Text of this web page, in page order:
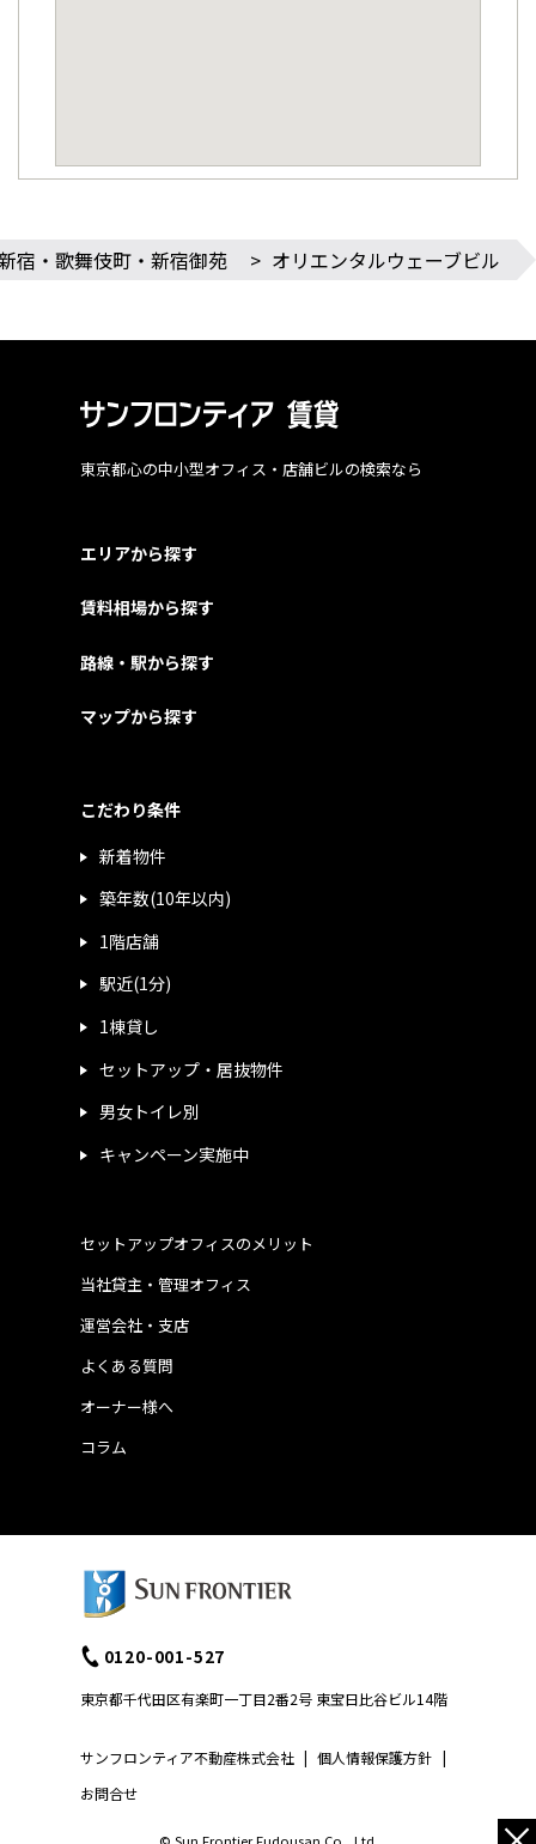
宿・歌舞伎町・新宿御苑 > オリエンタルウェーブビル
東京都心の中小型オフィス・店舗ビルの検索なら
エリアから探す
賃料相場から探す
路線・駅から探す
マップから探す
こだわり条件
新着物件
築年数(10年以内)
1階店舗
駅近(1分)
1棟貸し
セットアップ・居抜物件
男女トイレ別
キャンペーン実施中
運営会社・支店
よくある質問
当社貸主・管理オフィス
オーナー様へ
コラム
セットアップオフィスのメリット
サンフロンティア不動産株式会社 | 個人情報保護方針 |
お問合せ
0120-001-527
東京都千代田区有楽町一丁目2番2号 東宝日比谷ビル14階